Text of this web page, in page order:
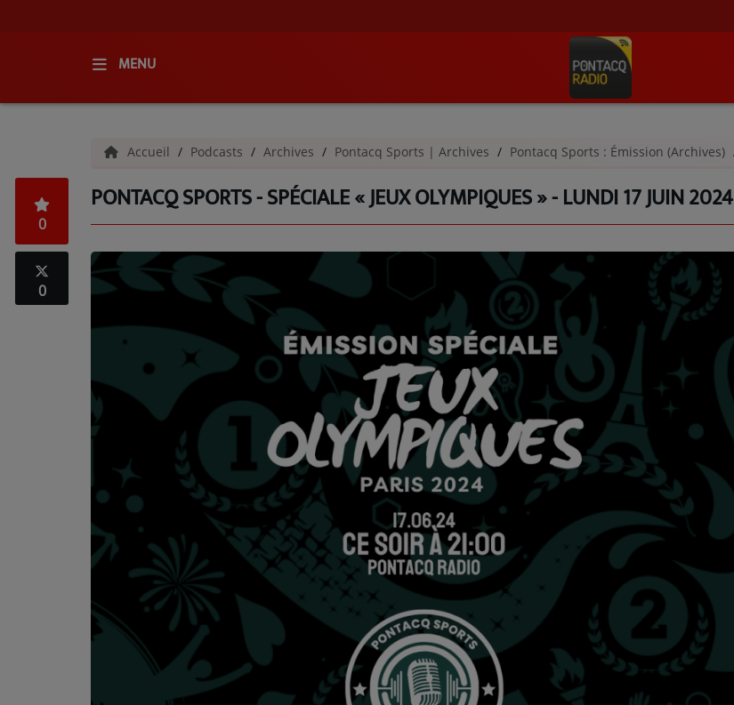
MENU
QUI SOMMES-NOUS ?
GRILLE DES PROGRAMMES
C'ÉTAIT QUOI CE TITRE ?
PODCASTS - SAISON 2026/2027
NOS PROGRAMMES COURTS
ARCHIVES - SAISONS PASSÉES
VOS ÉMISSIONS EN IMAGES
ANNONCEURS & ESPACE PRO
VOTRE PUBLICITÉ SUR PONTACQ RADIO
Accueil Podcasts Archives Pontacq Sports | Archives Pontacq Sports : Émission (Archives)
PONTACQ SPORTS - SPÉCIALE « JEUX OLYMPIQUES » - LUNDI 17 JUIN 2024
0
0
Marion